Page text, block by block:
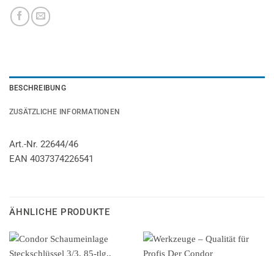
BESCHREIBUNG
ZUSÄTZLICHE INFORMATIONEN
Art.-Nr. 22644/46
EAN 4037374226541
ÄHNLICHE PRODUKTE